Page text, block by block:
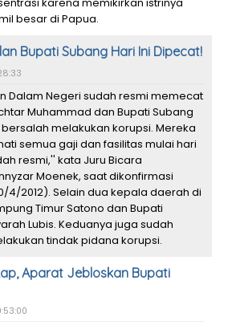
besar di Papua.
Bupati Subang Hari Ini Dipecat!
Dalam Negeri sudah resmi memecat
Muhammad dan Bupati Subang
melakukan korupsi. Mereka
semua gaji dan fasilitas mulai hari
resmi,'' kata Juru Bicara
Moenek, saat dikonfirmasi
4/2012). Selain dua kepala daerah di
Timur Satono dan Bupati
Lubis. Keduanya juga sudah
tindak pidana korupsi.
Aparat Jebloskan Bupati